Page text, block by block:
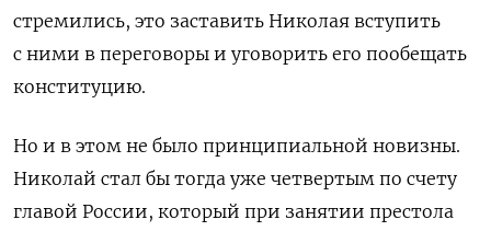
стремились, это заставить Николая вступить
с ними в переговоры и уговорить его пообещать
конституцию.
Но и в этом не было принципиальной новизны.
Николай стал бы тогда уже четвертым по счету
главой России, который при занятии престола